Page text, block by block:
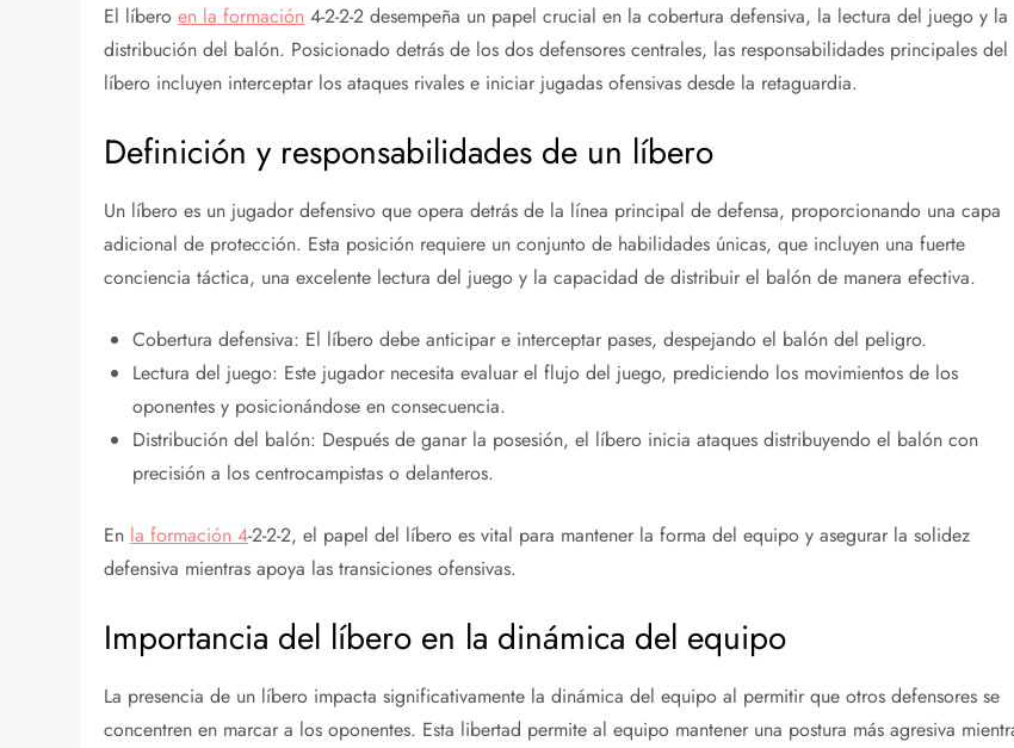
El líberoen la formación 4-2-2-2 desempeña un papel crucial en la cobertura defensiva, la lectura del juego y la
distribución del balón. Posicionado detrás de los dos defensores centrales, las responsabilidades principales del
líbero incluyen interceptar los ataques rivales e iniciar jugadas ofensivas desde la retaguardia.
Definición y responsabilidades de un líbero
Un líbero es un jugador defensivo que opera detrás de la línea principal de defensa, proporcionando una capa
adicional de protección. Esta posición requiere un conjunto de habilidades únicas, que incluyen una fuerte
conciencia táctica, una excelente lectura del juego y la capacidad de distribuir el balón de manera efectiva.
Cobertura defensiva: El líbero debe anticipar e interceptar pases, despejando el balón del peligro.
Lectura del juego: Este jugador necesita evaluar el flujo del juego, prediciendo los movimientos de los
oponentes y posicionándose en consecuencia.
Distribución del balón: Después de ganar la posesión, el líbero inicia ataques distribuyendo el balón con
precisión a los centrocampistas o delanteros.
En la formación 4-2-2-2, el papel del líbero es vital para mantener la forma del equipo y asegurar la solidez
defensiva mientras apoya las transiciones ofensivas.
Importancia del líbero en la dinámica del equipo
La presencia de un líbero impacta significativamente la dinámica del equipo al permitir que otros defensores se
concentren en marcar a los oponentes. Esta libertad permite al equipo mantener una postura más agresiva